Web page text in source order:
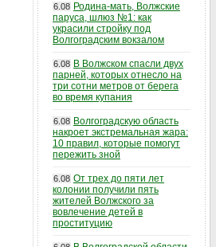
6.08 Родина-мать, Волжские
паруса, шлюз №1: как
украсили стройку под
Волгоградским вокзалом
6.08 В Волжском спасли двух
парней, которых отнесло на
три сотни метров от берега
во время купания
6.08 Волгоградскую область
накроет экстремальная жара:
10 правил, которые помогут
пережить зной
6.08 От трех до пяти лет
колонии получили пять
жителей Волжского за
вовлечение детей в
проституцию